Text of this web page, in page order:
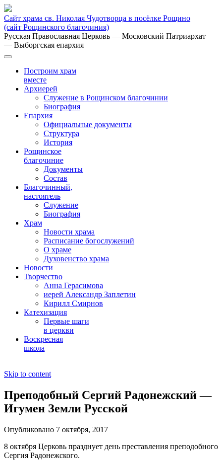
Сайт храма св. Николая Чудотворца в посёлке Рощино
(сайт Рощинского благочиния)
Русская Православная Церковь — Московский Патриархат
— Выборгская епархия
Построим храм
вместе
Архиерей
Служение в Рощинском благочинии
Биография
Епархия
Официальные документы
Структура
История
Рощинское
благочиние
Документы
Состав
Благочинный,
настоятель
Служение
Биография
Храм
Новости храма
Расписание богослужений
О храме
Духовенство храма
Новости
Творчество
Анна Герасимова
иерей Александр Заплетин
Кирилл Смирнов
Катехизация
Первые шаги
в церкви
Воскресная
школа
Skip to content
Преподобный Сергий Радонежский —
Игумен Земли Русской
Опубликовано 7 октября, 2017
8 октября Церковь празднует день преставления преподобного
Сергия Радонежского.